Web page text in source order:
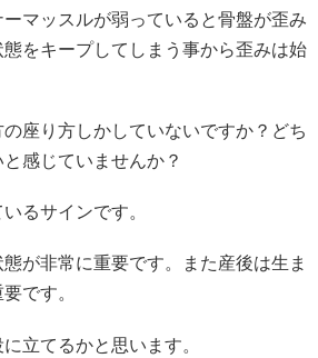
マッスルが弱っていると骨盤が歪み
をキープしてしまう事から歪みは始
座り方しかしていないですか？どち
感じていませんか？
るサインです。
が非常に重要です。また産後は生ま
です。
立てるかと思います。